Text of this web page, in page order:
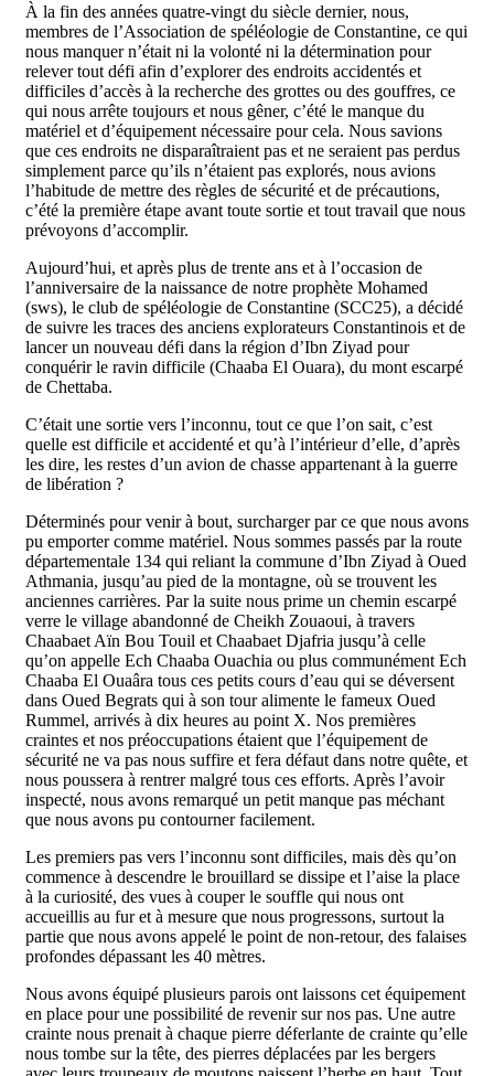
À la fin des années quatre-vingt du siècle dernier, nous,
membres de l’Association de spéléologie de Constantine, ce qui
nous manquer n’était ni la volonté ni la détermination pour
relever tout défi afin d’explorer des endroits accidentés et
difficiles d’accès à la recherche des grottes ou des gouffres, ce
qui nous arrête toujours et nous gêner, c’été le manque du
matériel et d’équipement nécessaire pour cela. Nous savions
que ces endroits ne disparaîtraient pas et ne seraient pas perdus
simplement parce qu’ils n’étaient pas explorés, nous avions
l’habitude de mettre des règles de sécurité et de précautions,
c’été la première étape avant toute sortie et tout travail que nous
prévoyons d’accomplir.
Aujourd’hui, et après plus de trente ans et à l’occasion de
l’anniversaire de la naissance de notre prophète Mohamed
(sws), le club de spéléologie de Constantine (SCC25), a décidé
de suivre les traces des anciens explorateurs Constantinois et de
lancer un nouveau défi dans la région d’Ibn Ziyad pour
conquérir le ravin difficile (Chaaba El Ouara), du mont escarpé
de Chettaba.
C’était une sortie vers l’inconnu, tout ce que l’on sait, c’est
quelle est difficile et accidenté et qu’à l’intérieur d’elle, d’après
les dire, les restes d’un avion de chasse appartenant à la guerre
de libération ?
Déterminés pour venir à bout, surcharger par ce que nous avons
pu emporter comme matériel. Nous sommes passés par la route
départementale 134 qui reliant la commune d’Ibn Ziyad à Oued
Athmania, jusqu’au pied de la montagne, où se trouvent les
anciennes carrières. Par la suite nous prime un chemin escarpé
verre le village abandonné de Cheikh Zouaoui, à travers
Chaabaet Aïn Bou Touil et Chaabaet Djafria jusqu’à celle
qu’on appelle Ech Chaaba Ouachia ou plus communément Ech
Chaaba El Ouaâra tous ces petits cours d’eau qui se déversent
dans Oued Begrats qui à son tour alimente le fameux Oued
Rummel, arrivés à dix heures au point X. Nos premières
craintes et nos préoccupations étaient que l’équipement de
sécurité ne va pas nous suffire et fera défaut dans notre quête, et
nous poussera à rentrer malgré tous ces efforts. Après l’avoir
inspecté, nous avons remarqué un petit manque pas méchant
que nous avons pu contourner facilement.
Les premiers pas vers l’inconnu sont difficiles, mais dès qu’on
commence à descendre le brouillard se dissipe et l’aise la place
à la curiosité, des vues à couper le souffle qui nous ont
accueillis au fur et à mesure que nous progressons, surtout la
partie que nous avons appelé le point de non-retour, des falaises
profondes dépassant les 40 mètres.
Nous avons équipé plusieurs parois ont laissons cet équipement
en place pour une possibilité de revenir sur nos pas. Une autre
crainte nous prenait à chaque pierre déferlante de crainte qu’elle
nous tombe sur la tête, des pierres déplacées par les bergers